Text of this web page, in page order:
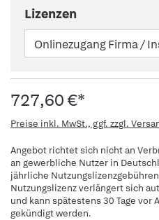
Lizenzen
727,60 €*
Preise inkl. MwSt., ggf. zzgl.
Angebot richtet sich nicht an
an gewerbliche Nutzer in
jährliche
Nutzungslizenz verlängert sich
und kann spätestens 30 Tage vor
gekündigt werden.